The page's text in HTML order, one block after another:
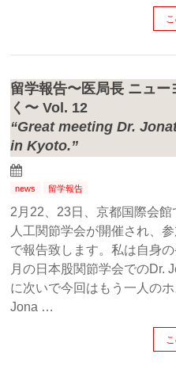
留学報告〜医局長 ニュー
く〜 Vol. 12
“Great meeting Dr.
in Kyoto.”
news 留学報告
2月22、23日、京都国際会館
人工関節学会が開催され、
で報告致します。私は自身
月の日本股関節学会でのDr.
に次いで今回はもう一人の
Jona …